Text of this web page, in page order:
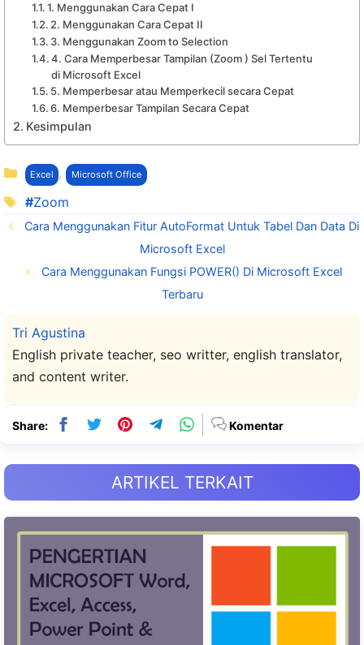
1. Menggunakan Cara Cepat I
2. Menggunakan Cara Cepat II
3. Menggunakan Zoom to Selection
4. Cara Memperbesar Tampilan (Zoom ) Sel Tertentu
di Microsoft Excel
5. Memperbesar atau Memperkecil secara Cepat
6. Memperbesar Tampilan Secara Cepat
Kesimpulan
Kategori
Excel , Microsoft Office
Tag
Zoom
Cara Menggunakan Fitur AutoFormat Untuk Tabel Dan Data Di
Microsoft Excel
Cara Menggunakan Fungsi POWER() Di Microsoft Excel
Terbaru
Tri Agustina
English private teacher, seo writter, english translator,
and content writer.
Share: Komentar
ARTIKEL TERKAIT